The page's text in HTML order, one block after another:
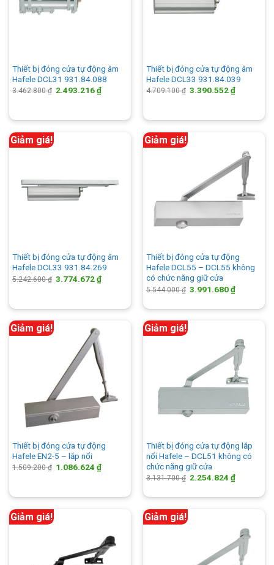
Thiết bị đóng cửa tự động âm
Hafele DCL31 931.84.088
3.462.800₫ Giá
2.493.216₫Giá
2.493.216 ₫.
Thiết bị đóng cửa tự động âm
Hafele DCL33 931.84.039
4.709.100₫ Giá
3.390.552₫Giá
3.390.552
Giảm giá!
Thiết bị đóng cửa tự động âm
Hafele DCL33 931.84.269
5.242.600₫ Giá
3.774.672₫Giá
3.774.672 ₫.
Giảm giá!
Thiết bị đóng cửa tự động
Hafele DCL55 – DCL55 không
có chức năng giữ cửa
5.544.000₫ Giá
5.544.000 ₫.
3.991.680₫Giá
là:
Giảm giá!
Thiết bị đóng cửa tự động
Hafele EN2-5 – lắp nổi
1.509.200₫ Giá
1.086.624₫Giá
1.086.624 ₫.
Giảm giá!
Thiết bị đóng cửa tự động lắp
nổi Hafele – DCL51 không có
chức năng giữ cửa
3.131.700₫ Giá
3.131.700 ₫.
2.254.824₫Giá
là:
Giảm giá! Giảm giá!